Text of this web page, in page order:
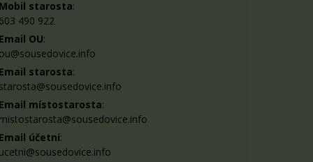
starosta:
490 922
OU:
starosta:
místostarosta:
účetní: